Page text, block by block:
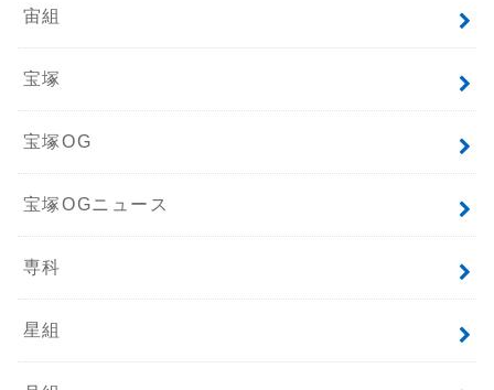
宙組
宝塚
宝塚OG
宝塚OGニュース
専科
星組